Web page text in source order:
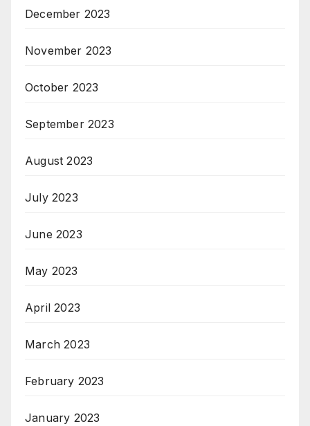
December 2023
November 2023
October 2023
September 2023
August 2023
July 2023
June 2023
May 2023
April 2023
March 2023
February 2023
January 2023